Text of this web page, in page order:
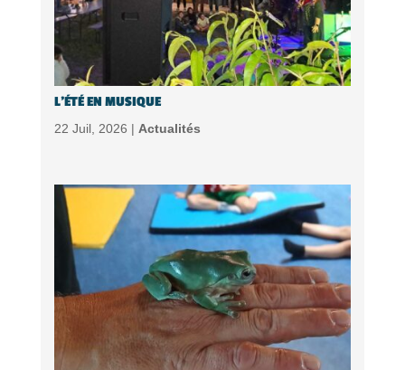
L’ÉTÉ EN MUSIQUE
22 Juil, 2026 | Actualités